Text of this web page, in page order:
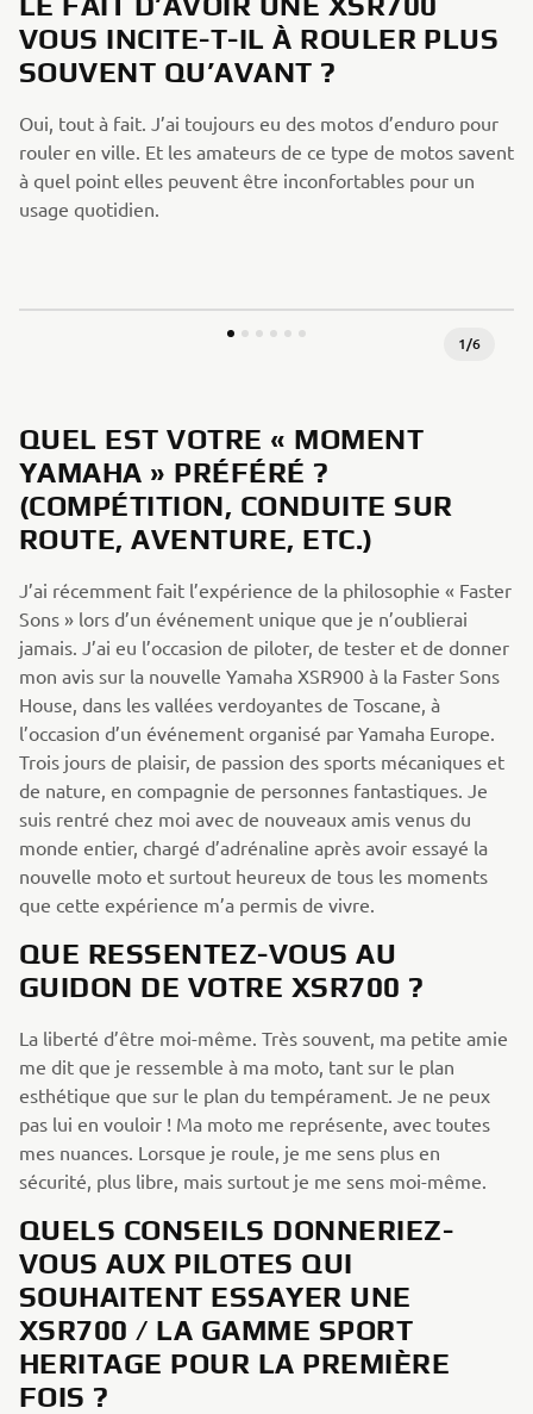
VOUS INCITE-T-IL À ROULER PLUS
SOUVENT QU’AVANT ?
Oui, tout à fait. J’ai toujours eu des motos d’enduro pour
rouler en ville. Et les amateurs de ce type de motos savent
à quel point elles peuvent être inconfortables pour un
usage quotidien.
1/6
QUEL EST VOTRE « MOMENT
YAMAHA » PRÉFÉRÉ ?
(COMPÉTITION, CONDUITE SUR
ROUTE, AVENTURE, ETC.)
J’ai récemment fait l’expérience de la philosophie « Faster
Sons » lors d’un événement unique que je n’oublierai
jamais. J’ai eu l’occasion de piloter, de tester et de donner
mon avis sur la nouvelle Yamaha XSR900 à la Faster Sons
House, dans les vallées verdoyantes de Toscane, à
l’occasion d’un événement organisé par Yamaha Europe.
Trois jours de plaisir, de passion des sports mécaniques et
de nature, en compagnie de personnes fantastiques. Je
suis rentré chez moi avec de nouveaux amis venus du
monde entier, chargé d’adrénaline après avoir essayé la
nouvelle moto et surtout heureux de tous les moments
que cette expérience m’a permis de vivre.
QUE RESSENTEZ-VOUS AU
GUIDON DE VOTRE XSR700 ?
La liberté d’être moi-même. Très souvent, ma petite amie
me dit que je ressemble à ma moto, tant sur le plan
esthétique que sur le plan du tempérament. Je ne peux
pas lui en vouloir ! Ma moto me représente, avec toutes
mes nuances. Lorsque je roule, je me sens plus en
sécurité, plus libre, mais surtout je me sens moi-même.
QUELS CONSEILS DONNERIEZ-
VOUS AUX PILOTES QUI
SOUHAITENT ESSAYER UNE
XSR700 / LA GAMME SPORT
HERITAGE POUR LA PREMIÈRE
FOIS ?